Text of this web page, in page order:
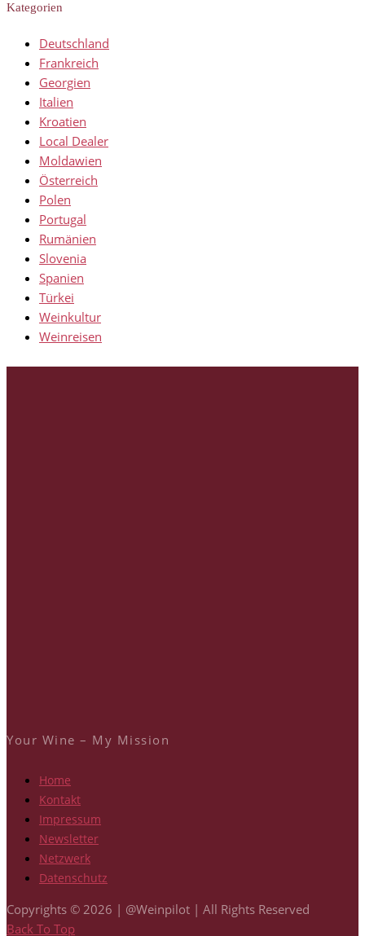
Kategorien
Deutschland
Frankreich
Georgien
Italien
Kroatien
Local Dealer
Moldawien
Österreich
Polen
Portugal
Rumänien
Slovenia
Spanien
Türkei
Weinkultur
Weinreisen
Your Wine – My Mission
Home
Kontakt
Impressum
Newsletter
Netzwerk
Datenschutz
Copyrights © 2026 | @Weinpilot | All Rights Reserved
Back To Top